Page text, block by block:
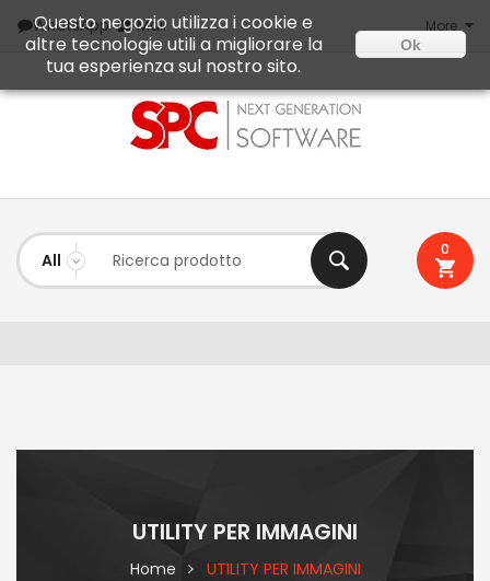
WhatsApp Mail More
0
UTILITY PER IMMAGINI
Home UTILITY PER IMMAGINI
Questo negozio utilizza i cookie e
altre tecnologie utili a migliorare la
tua esperienza sul nostro sito.
Ok